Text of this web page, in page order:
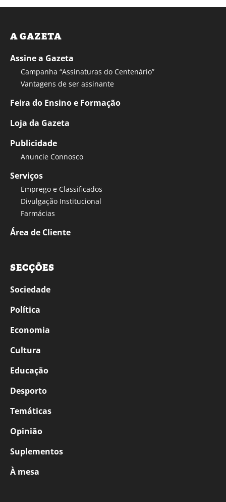
A GAZETA
Assine a Gazeta
Campanha “Assinaturas do Centenário”
Vantagens de ser assinante
Feira do Ensino e Formação
Loja da Gazeta
Publicidade
Anuncie Connosco
Serviços
Emprego e Classificados
Divulgação Institucional
Farmácias
Área de Cliente
SECÇÕES
Sociedade
Política
Economia
Cultura
Educação
Desporto
Temáticas
Opinião
Suplementos
À mesa